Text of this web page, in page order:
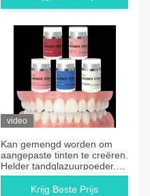
video
Kan gemengd worden om
aangepaste tinten te creëren.
Helder tandglazuurpoeder.
Geen fluorescentie.
Keramische kleurstof. Perfect
Krijg Beste Prijs